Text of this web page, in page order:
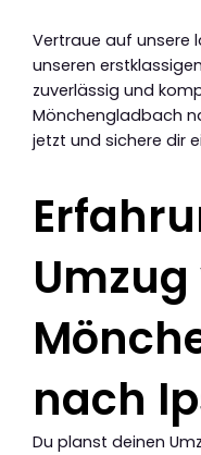
Vertraue auf unsere
unseren
zuverlässig und
Mönchengladbach
jetzt und sichere dir
nach
Du planst deinen